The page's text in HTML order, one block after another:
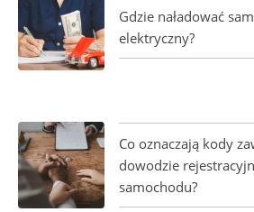
Gdzie naładować
elektryczny?
Co oznaczają kody
dowodzie
samochodu?